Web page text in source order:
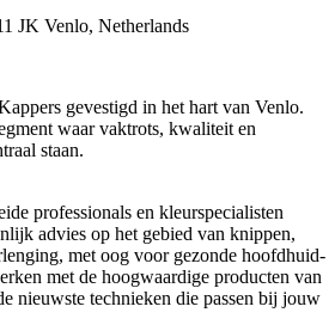
JK Venlo, Netherlands
gevestigd in het hart van Venlo.
waar vaktrots, kwaliteit en
staan.
professionals en kleurspecialisten
advies op het gebied van knippen,
met oog voor gezonde hoofdhuid-
met de hoogwaardige producten van
nieuwste technieken die passen bij jouw